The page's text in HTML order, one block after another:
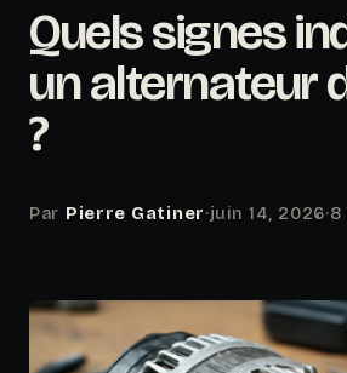
Quels signes
un alternateur
?
Par Pierre Gatiner·juin 14, 2026·8